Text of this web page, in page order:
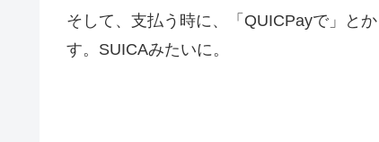
そして、支払う時に、「QUICPayで」と
す。SUICAみたいに。